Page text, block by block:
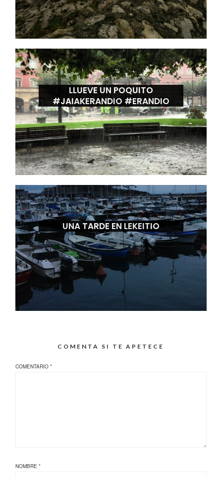
LLUEVE UN POQUITO
#JAIAKERANDIO #ERANDIO
UNA TARDE EN LEKEITIO
COMENTA SI TE APETECE
COMENTARIO*
NOMBRE*